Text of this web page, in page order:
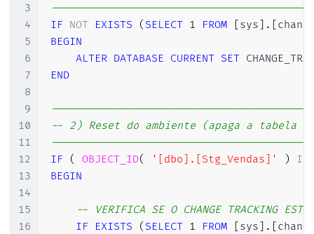
3
4
5
6
7
8
9
10
11
12
13
14
15
16
IF NOT EXISTS ( SELECT 1 FROM [sys] . [
BEGIN
ALTER DATABASE CURRENT SET
END
-- 2) Reset do ambiente (apaga a tabela
IF
( OBJECT_ID( '[dbo].[Stg_Vendas]' )
IS
BEGIN
-- VERIFICA SE O CHANGE TRACKING ESTÁ
IF
EXISTS ( SELECT 1 FROM [sys] . [